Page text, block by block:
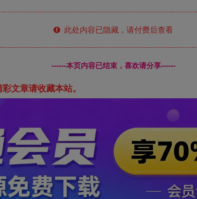
此处内容已隐藏，请付费后查看
------本页内容已结束，喜欢请分享------
文章请收藏本站。